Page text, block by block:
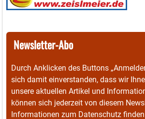
Newsletter-Abo
Durch Anklicken des Buttons
sich damit einverstanden, dass wir
unsere aktuellen Artikel und
können sich jederzeit von diesem
Informationen zum Datenschutz